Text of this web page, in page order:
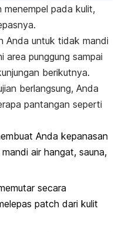
menempel pada kulit,
Anda untuk tidak mandi
area punggung sampai
berikutnya.
berlangsung, Anda
pantangan seperti
Anda kepanasan
air hangat, sauna,
secara
patch dari kulit